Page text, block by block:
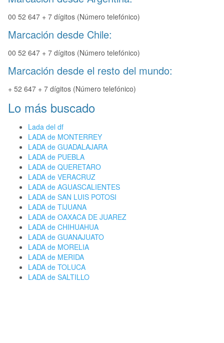
00 52 647 + 7 dígitos (Número telefónico)
Marcación desde Chile:
00 52 647 + 7 dígitos (Número telefónico)
Marcación desde el resto del mundo:
+ 52 647 + 7 dígitos (Número telefónico)
Lo más buscado
Lada del df
LADA de MONTERREY
LADA de GUADALAJARA
LADA de PUEBLA
LADA de QUERETARO
LADA de VERACRUZ
LADA de AGUASCALIENTES
LADA de SAN LUIS POTOSI
LADA de TIJUANA
LADA de OAXACA DE JUAREZ
LADA de CHIHUAHUA
LADA de GUANAJUATO
LADA de MORELIA
LADA de MERIDA
LADA de TOLUCA
LADA de SALTILLO